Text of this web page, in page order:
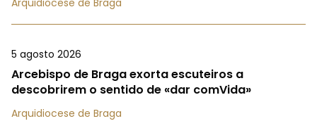
5 agosto 2026
Arcebispo de Braga exorta escuteiros a
descobrirem o sentido de «dar comVida»
Arquidiocese de Braga